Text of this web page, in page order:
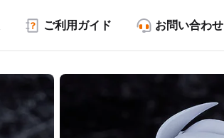
ご利用ガイド お問い合わせ